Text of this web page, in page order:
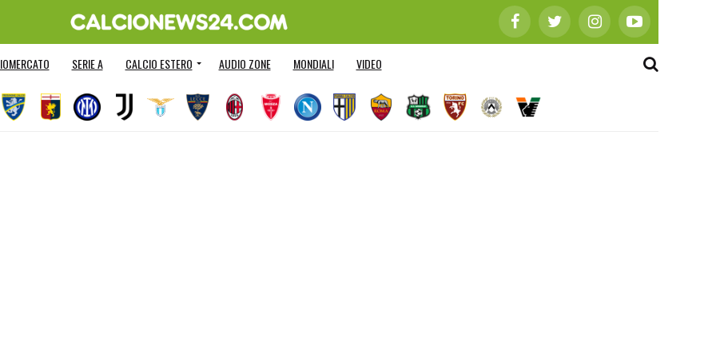
SERIE A CALCIO ESTERO AUDIO ZONE MONDIALI VIDEO